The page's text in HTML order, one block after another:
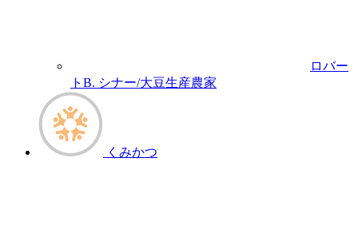
ロバー
トB. シナー/大豆生産農家
くみかつ